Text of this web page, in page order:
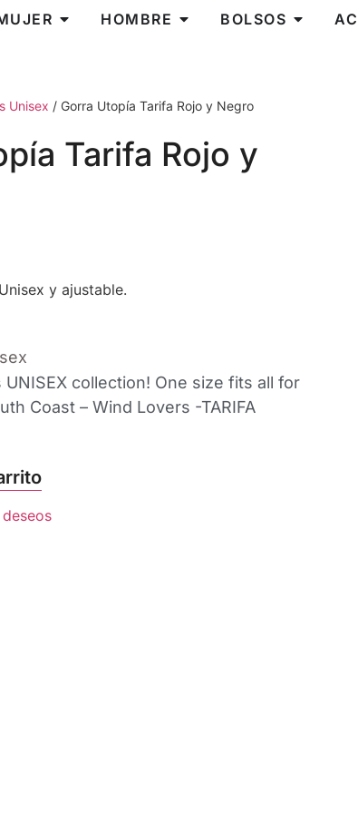
HOMBRE BOLSOS
Unisex / Gorra Utopía Tarifa Rojo y Negro
Tarifa Rojo y
y ajustable.
UNISEX collection! One size fits all for
Coast – Wind Lovers -TARIFA